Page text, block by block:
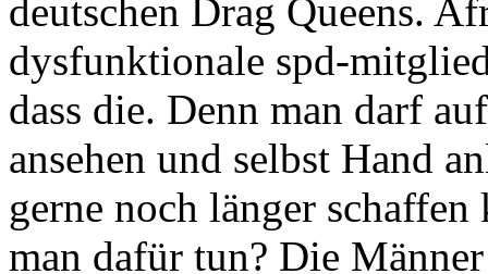
deutschen Drag Queens.
dysfunktionale spd-
dass die. Denn man darf
ansehen und selbst Hand
gerne noch länger
man dafür tun? Die